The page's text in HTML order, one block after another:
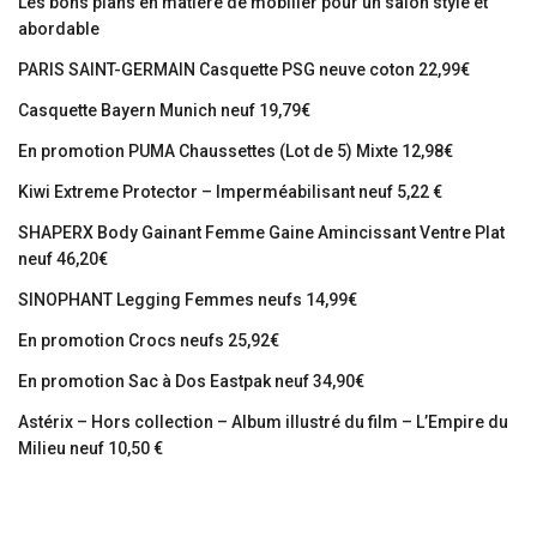
abordable
PARIS SAINT-GERMAIN Casquette PSG neuve coton 22,99€
Casquette Bayern Munich neuf 19,79€
En promotion PUMA Chaussettes (Lot de 5) Mixte 12,98€
Kiwi Extreme Protector – Imperméabilisant neuf 5,22 €
SHAPERX Body Gainant Femme Gaine Amincissant Ventre Plat
neuf 46,20€
SINOPHANT Legging Femmes neufs 14,99€
En promotion Crocs neufs 25,92€
En promotion Sac à Dos Eastpak neuf 34,90€
Astérix – Hors collection – Album illustré du film – L’Empire du
Milieu neuf 10,50 €